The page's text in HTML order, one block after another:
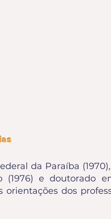
da Paraíba
(1976) e doutorado
orientações dos